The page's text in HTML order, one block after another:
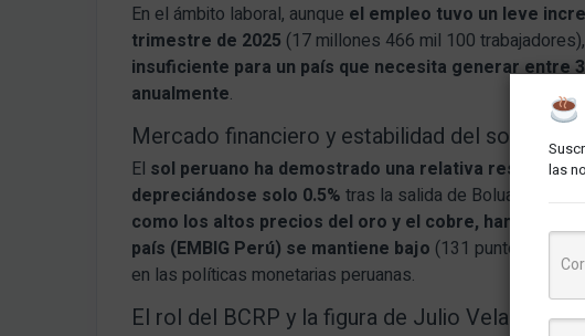
En el ámbito laboral, aunque el empleo tuvo un leve
trimestre de 2025 (17 millones 466 mil 100
insuficiente para un país que necesita generar entre
anualmente.
Mercado financiero y estabilidad del sol
El sol peruano ha demostrado una relativa
depreciándose solo 0.5% tras la salida de Boluarte,
como los altos precios del oro y el cobre, han
país (EMBIG Perú) se mantiene bajo (131 puntos
en las políticas monetarias peruanas.
El rol del BCRP y la figura de Julio Velarde
las